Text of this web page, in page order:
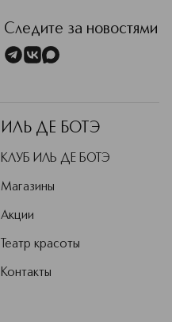
Следите за новостями
ИЛЬ ДЕ БОТЭ
КЛУБ ИЛЬ ДЕ БОТЭ
Магазины
Акции
Театр красоты
Контакты